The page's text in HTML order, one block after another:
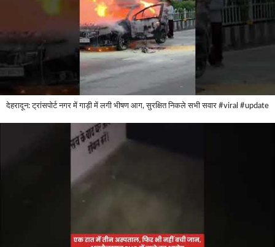
देहरादून: ट्रांसपोर्ट नगर में गाड़ी में लगी भीषण आग, सुरक्षित निकले सभी सवार #viral #update